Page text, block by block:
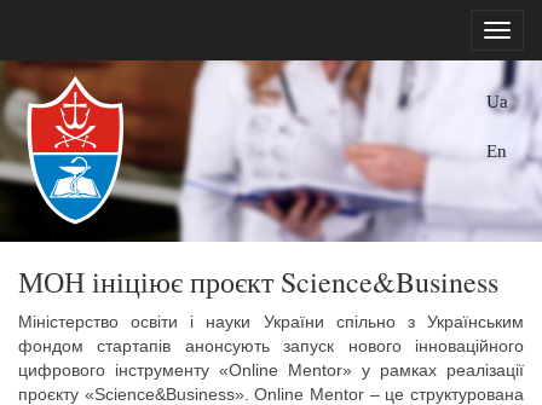
Ua
En
МОН ініціює проєкт Science&Business
Міністерство освіти і науки України спільно з Українським
фондом стартапів анонсують запуск нового інноваційного
цифрового інструменту «Online Mentor» у рамках реалізації
проєкту «Science&Business». Online Mentor – це структурована